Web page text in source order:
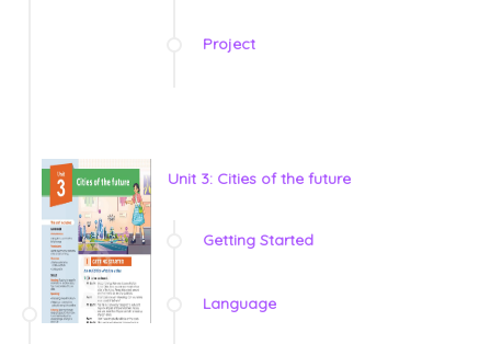
Project
Unit 3: Cities of the future
Getting Started
Language